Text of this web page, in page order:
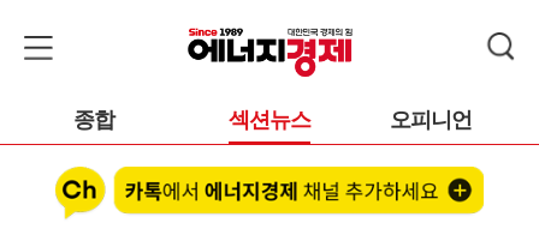
종합 섹션뉴스 오피니언